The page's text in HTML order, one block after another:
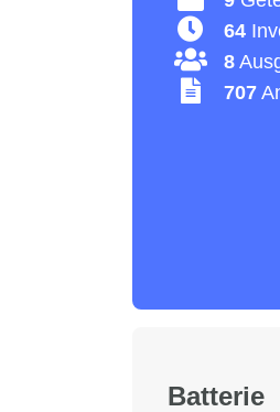
64
8
707
Batterie